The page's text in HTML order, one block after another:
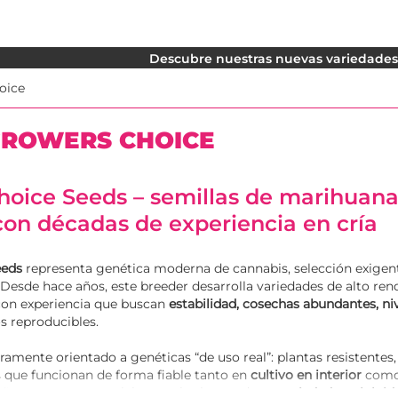
Descubre nuestras nuevas
CHOICE
Seeds – semillas de marihuana
décadas de experiencia en cría
representa genética moderna de cannabis, selección
hace años, este breeder desarrolla variedades de alto
experiencia que buscan estabilidad, cosechas abundantes,
reproducibles.
orientado a genéticas “de uso real”: plantas
funcionan de forma fiable tanto en cultivo en interior
variedades